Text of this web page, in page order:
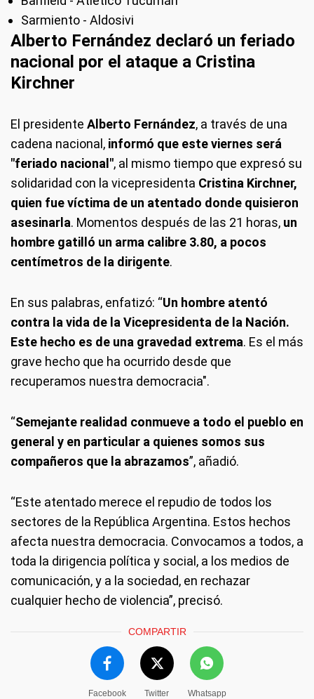
Sarmiento - Aldosivi
Alberto Fernández declaró un feriado
nacional por el ataque a Cristina
Kirchner
El presidente Alberto Fernández, a través de una
cadena nacional, informó que este viernes será
"feriado nacional", al mismo tiempo que expresó su
solidaridad con la vicepresidenta Cristina Kirchner,
quien fue víctima de un atentado donde quisieron
asesinarla. Momentos después de las 21 horas, un
hombre gatilló un arma calibre 3.80, a pocos
centímetros de la dirigente.
En sus palabras, enfatizó: “Un hombre atentó
contra la vida de la Vicepresidenta de la Nación.
Este hecho es de una gravedad extrema. Es el más
grave hecho que ha ocurrido desde que
recuperamos nuestra democracia".
“Semejante realidad conmueve a todo el pueblo en
general y en particular a quienes somos sus
compañeros que la abrazamos”, añadió.
“Este atentado merece el repudio de todos los
sectores de la República Argentina. Estos hechos
afecta nuestra democracia. Convocamos a todos, a
toda la dirigencia política y social, a los medios de
comunicación, y a la sociedad, en rechazar
cualquier hecho de violencia”, precisó.
COMPARTIR
Facebook Twitter Whatsapp